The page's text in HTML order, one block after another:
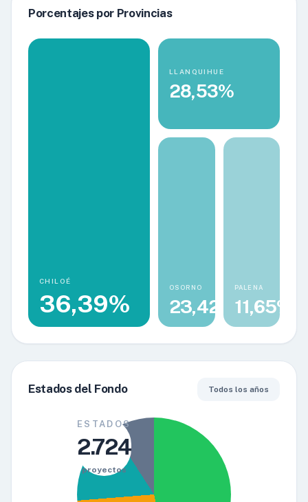
Porcentajes por Provincias
CHILOÉ
36,39%
LLANQUIHUE
28,53%
OSORNO
23,42%
PALENA
11,65%
Estados del Fondo Todos los años
ESTADOS
2.724
proyectos